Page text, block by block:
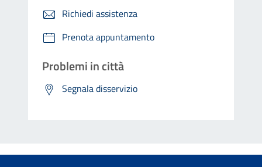
Richiedi assistenza
Prenota appuntamento
Problemi in città
Segnala disservizio